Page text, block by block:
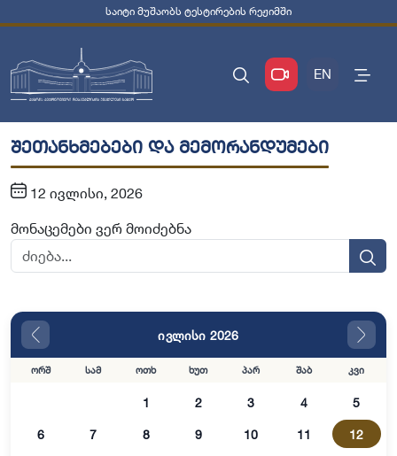
საიტი მუშაობს ტესტირების რეჟიმში
EN
შეთანხმებები და მემორანდუმები
12 ივლისი, 2026
მონაცემები ვერ მოიძებნა
ივლისი 2026
ორშ სამ ოთხ ხუთ პარ შაბ კვი
1 2 3 4 5
6 7 8 9 10 11 12